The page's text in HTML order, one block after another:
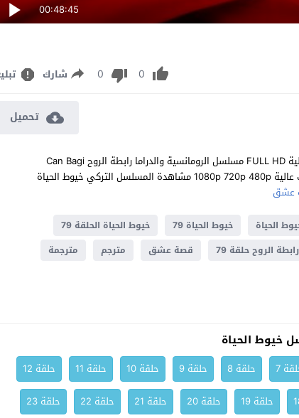
00:48:45
0
0 شارك
تحميل
مشاهدة مسلسل خيوط الحياة الحلقة 79 مترجم للعربية اون لاين جودة عالية FULL HD مسلسل الرومانسية والدراما رابطة الروح Can Bagi
الحلقة 79 التاسعة والسبعون كاملة تحميل مباشر سيرفرات متعددة بجودات عالية 1080p 720p 480p مشاهدة المسلسل التركي خيوط الحياة
عشق
الحياة خيوط الحياة 79
خيوط الحياة الحلقة 79
رابطة الروح حلقة 79 قصة عشق مترجم
مترجمة
خيوط الحياة
7 حلقة 8 حلقة 9 حلقة 10 حلقة 11
حلقة 12
حلقة 19 حلقة 20 حلقة 21 حلقة 22
حلقة 23